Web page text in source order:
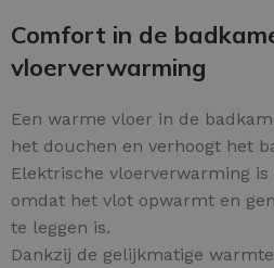
Comfort in de
vloerverwarming
Een warme vloer in de
het douchen en verhoogt het
Elektrische vloerverwarming
omdat het vlot opwarmt en
te leggen is.
Dankzij de gelijkmatige